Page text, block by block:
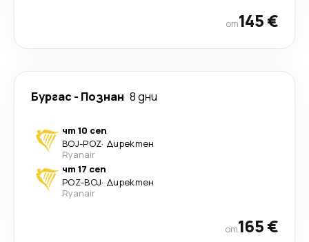
от145 €
Бургас - Познан 8 дни
чт 10 сеп
BOJ-POZ· Директен
Ryanair
чт 17 сеп
POZ-BOJ· Директен
Ryanair
от165 €